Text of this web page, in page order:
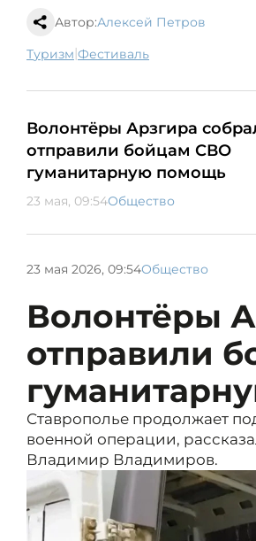
Автор:Алексей Петров
туризм| фестиваль
Волонтёры Арзгира
отправили бойцам СВО
гуманитарную помощь
23 мая, 09:54Общество
23 мая 2026, 09:54Общество
Волонтёры
отправили
Ставрополье продолжает
военной операции,
Владимир Владимиров.